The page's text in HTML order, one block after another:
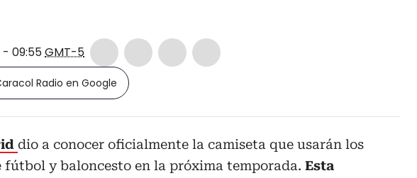
09:55GMT-5
Radio en Google
dio a conocer oficialmente la camiseta que usarán los
fútbol y baloncesto en la próxima temporada. Esta